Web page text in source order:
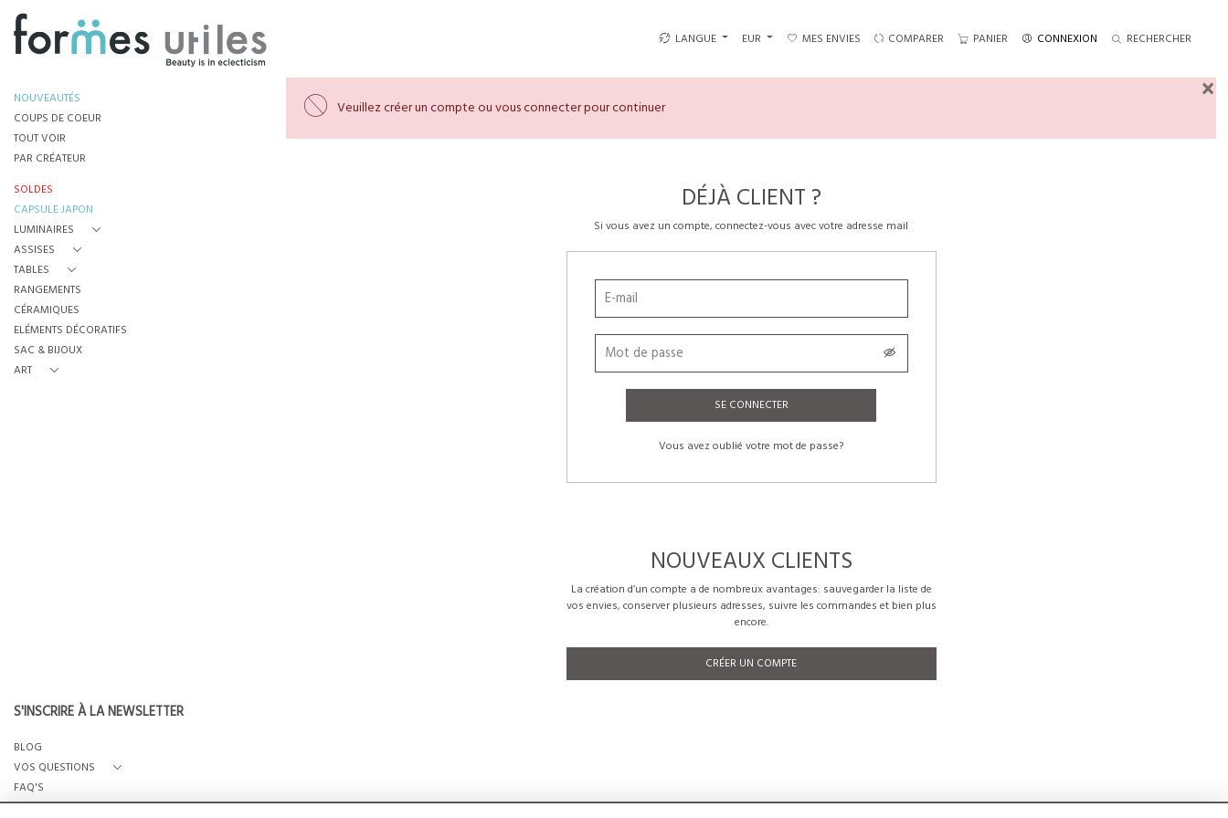
LANGUE EUR MES ENVIES COMPARER PANIER CONNEXION RECHERCHER
NOUVEAUTÉS
COUPS DE COEUR
TOUT VOIR
PAR CRÉATEUR
SOLDES
CAPSULE JAPON
LUMINAIRES
ASSISES
TABLES
RANGEMENTS
CÉRAMIQUES
ELÉMENTS DÉCORATIFS
SAC & BIJOUX
ART
S'INSCRIRE À LA NEWSLETTER
BLOG
VOS QUESTIONS
FAQ'S
QUI SOMMES-NOUS?
Veuillez créer un compte ou vous connecter pour continuer
×
DÉJÀ CLIENT ?
Si vous avez un compte, connectez-vous avec votre adresse mail
SE CONNECTER
Vous avez oublié votre mot de passe?
NOUVEAUX CLIENTS
La création d’un compte a de nombreux avantages: sauvegarder la liste de
vos envies, conserver plusieurs adresses, suivre les commandes et bien plus
encore.
CRÉER UN COMPTE